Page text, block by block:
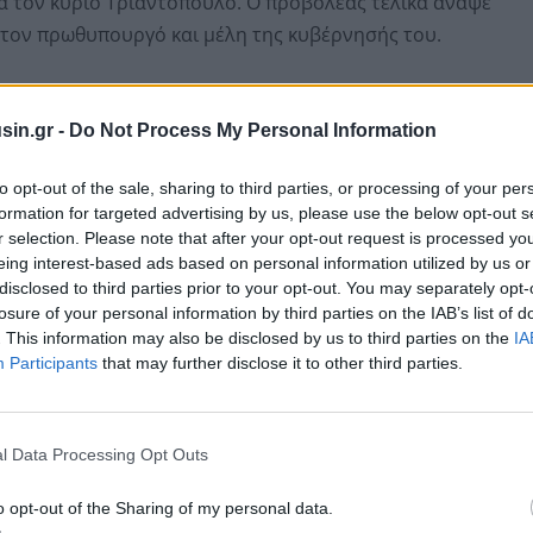
- Do Not Process My Personal Information
opt-out of the sale, sharing to third parties, or processing of your
for targeted advertising by us, please use the below opt-out
selection. Please note that after your opt-out request is processed
interest-based ads based on personal information utilized by us
to third parties prior to your opt-out. You may separately
of your personal information by third parties on the IAB’s list of
This information may also be disclosed by us to third parties on the
Participants that may further disclose it to other third parties.
Data Processing Opt Outs
opt-out of the Sharing of my personal data.
πρωθυπουργό και μέλη της κυβέρνησής του.
για να χυθεί άπλετο φως για αλήθεια και
του ΠΑΣΟΚ-Κινήματος Αλλαγής. Κάλεσε την
πρόταση του ΠΑΣΟΚ και να μην ακολουθήσει την
Καραμανλή. «Να πάρετε καθαρές αποφάσεις»,